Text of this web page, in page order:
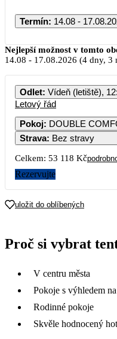
Termín: 14.08 -
PO ÚT ST
3 4
10
17 18
25 539
25 679
Nejlepší možnost v tomto
14.08 - 17.08.2026 (4 dny, 3
Odlet: Vídeň (letiště),
Letový řád
Pokoj: DOUBLE
Strava: Bez stravy
Celkem: 53 118 Kč
Rezervujte
uložit do oblíbených
Proč si vybrat
V centru města
Pokoje s výhledem
Rodinné pokoje
Skvěle hodnocený